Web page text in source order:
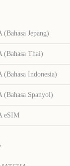
Jepang)
(Bahasa Thai)
(Bahasa Indonesia)
(Bahasa Spanyol)
eSIM